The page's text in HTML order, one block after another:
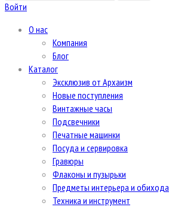
Войти
О нас
Компания
Блог
Каталог
Эксклюзив от Архаизм
Новые поступления
Винтажные часы
Подсвечники
Печатные машинки
Посуда и сервировка
Гравюры
Флаконы и пузырьки
Предметы интерьера и обихода
Техника и инструмент